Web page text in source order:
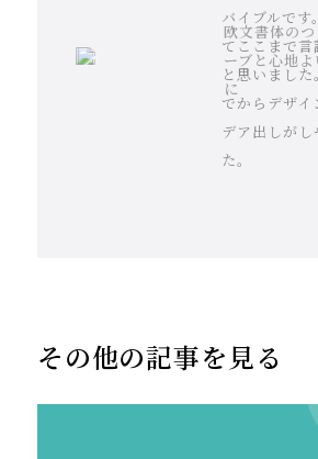
レイアウト
とめられた
本で紹介さ
バイブルで
てここまで
と思いまし
でからデザ
デア出しが
た。
欧文書体のつ
ーブと心地よ
に
なるほどデ
今を代表す
作会社がま
す。グラフ
老舗デザイ
表の宮田識
ンディング
多くの人の
と思います
レタースペ
なるほどデ
バイブルで
てここまで
と思いまし
でからデザ
デア出しが
た。
その他の記事を見る